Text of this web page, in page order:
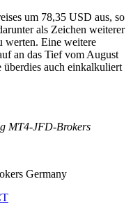
um 78,35 USD aus, so
als Zeichen weiterer
werten. Eine weitere
an das Tief vom August
auch einkalkuliert
MT4-JFD-Brokers
Germany